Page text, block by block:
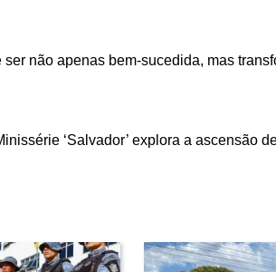
não apenas bem-sucedida, mas
‘Salvador’ explora a ascensão